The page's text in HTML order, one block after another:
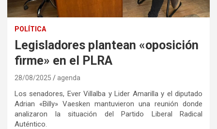
POLÍTICA
Legisladores plantean «oposición
firme» en el PLRA
28/08/2025 agenda
Los senadores, Ever Villalba y Lider Amarilla y el diputado
Adrian «Billy» Vaesken mantuvieron una reunión donde
analizaron la situación del Partido Liberal Radical
Auténtico.